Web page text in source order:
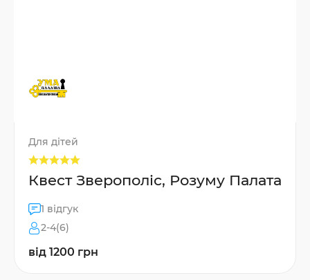
Для дітей
Квест Зверополіс, Розуму Палата
1 відгук
2-4(6)
від 1200 грн